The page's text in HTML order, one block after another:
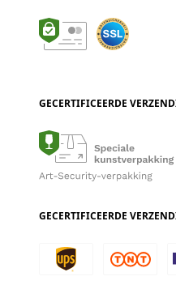
GECERTIFICEERDE
GECERTIFICEERDE